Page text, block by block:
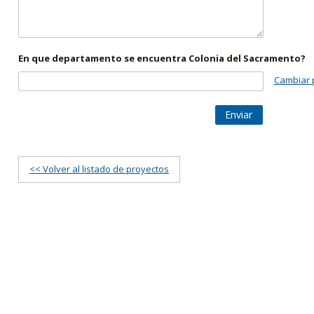
En que departamento se encuentra Colonia del Sacramento?
Cambiar
Enviar
<< Volver al listado de proyectos